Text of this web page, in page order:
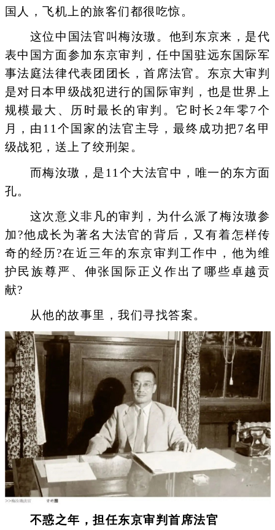
国人，飞机上的旅客们都很吃惊。
这位中国法官叫梅汝璈。他到东京来，是代
表中国方面参加东京审判，任中国驻远东国际军
事法庭法律代表团团长，首席法官。东京大审判
是对日本甲级战犯进行的国际审判，也是世界上
规模最大、历时最长的审判。它时长2年零7个
月，由11个国家的法官主导，最终成功把7名甲
级战犯，送上了绞刑架。
而梅汝璈，是11个大法官中，唯一的东方面
孔。
这次意义非凡的审判，为什么派了梅汝璈参
加?他成长为著名大法官的背后，又有着怎样传
奇的经历?在近三年的东京审判工作中，他为维
护民族尊严、伸张国际正义作出了哪些卓越贡
献?
从他的故事里，我们寻找答案。
不惑之年，担任东京审判首席法官